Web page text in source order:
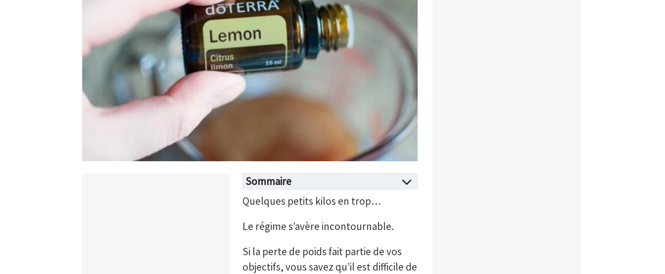
Sommaire
Quelques petits kilos en trop…
Le régime s’avère incontournable.
Si la perte de poids fait partie de vos
objectifs, vous savez qu’il est difficile de